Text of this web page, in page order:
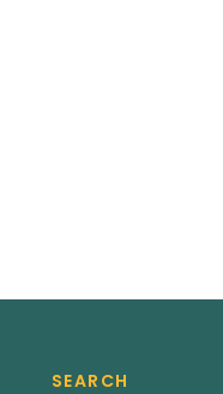
SEARCH